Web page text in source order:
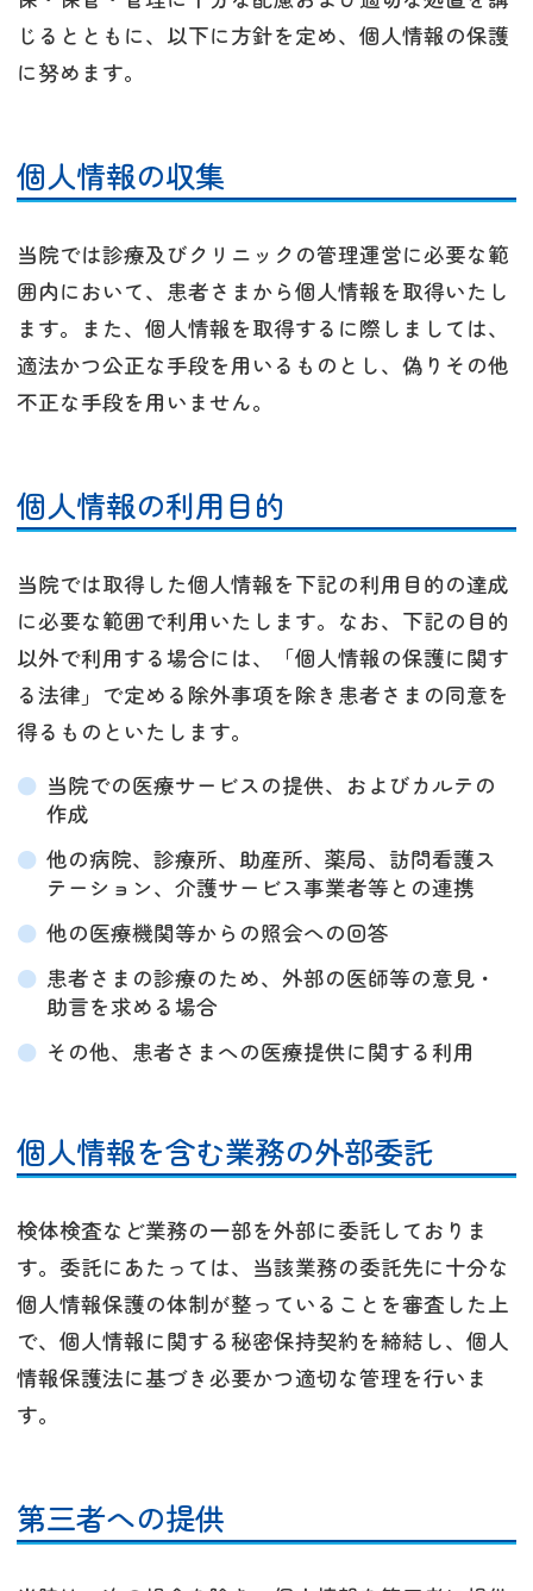
じるとともに、以下に方針を定め、個人情報の保護
に努めます。
個人情報の収集
当院では診療及びクリニックの管理運営に必要な範
囲内において、患者さまから個人情報を取得いたし
ます。また、個人情報を取得するに際しましては、
適法かつ公正な手段を用いるものとし、偽りその他
不正な手段を用いません。
個人情報の利用目的
当院では取得した個人情報を下記の利用目的の達成
に必要な範囲で利用いたします。なお、下記の目的
以外で利用する場合には、「個人情報の保護に関す
る法律」で定める除外事項を除き患者さまの同意を
得るものといたします。
当院での医療サービスの提供、およびカルテの
作成
他の病院、診療所、助産所、薬局、訪問看護ス
テーション、介護サービス事業者等との連携
他の医療機関等からの照会への回答
患者さまの診療のため、外部の医師等の意見・
助言を求める場合
その他、患者さまへの医療提供に関する利用
個人情報を含む業務の外部委託
検体検査など業務の一部を外部に委託しておりま
す。委託にあたっては、当該業務の委託先に十分な
個人情報保護の体制が整っていることを審査した上
で、個人情報に関する秘密保持契約を締結し、個人
情報保護法に基づき必要かつ適切な管理を行いま
す。
第三者への提供